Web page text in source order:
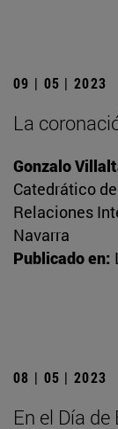
09 | 05 | 2023
La
Gonzalo
Catedrático
Relaciones
Navarra
Publicado en:
08 | 05 | 2023
En el Día